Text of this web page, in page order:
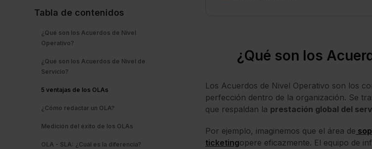
Tabla de contenidos
¿Qué son los Acuerdos de Nivel
Operativo?
¿Qué son los Acuerdos de Nivel de
Servicio?
5 ventajas de los OLAs
¿Cómo redactar un OLA?
Medición del éxito de los OLAs
OLA - SLA: ¿Cuál es la diferencia?
¿Qué son los
Los Acuerdos de Nivel Operativo son los
perfección dentro de la organización. Se
que respaldan la prestación global del
Por ejemplo, imaginemos que el área de
ticketingopere eficazmente. El equipo de